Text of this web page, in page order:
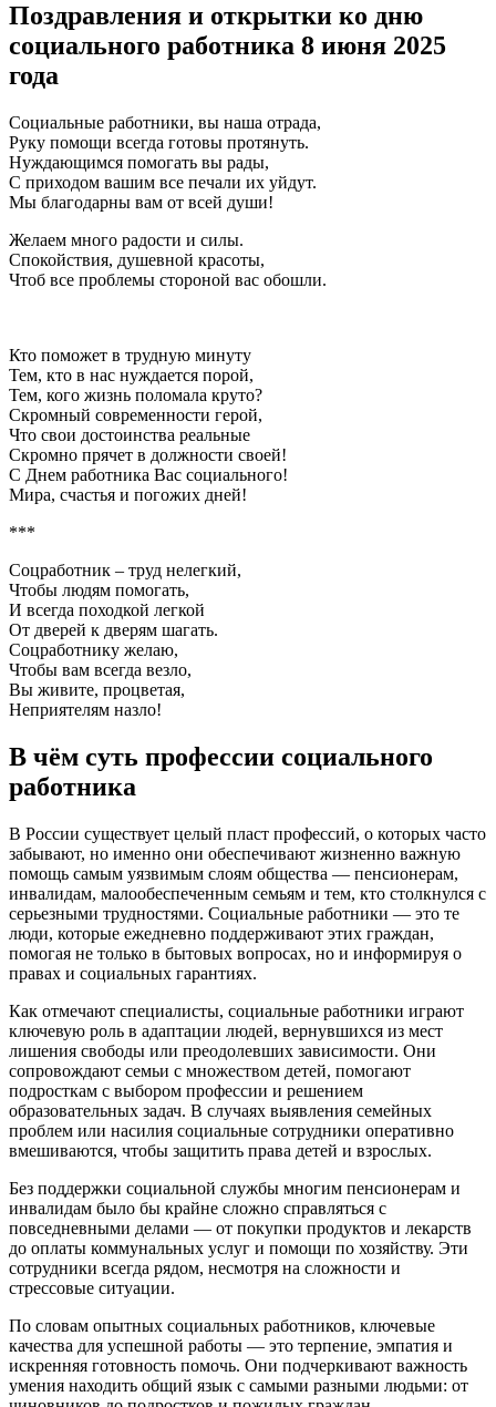
Поздравления и открытки ко дню
социального работника 8 июня 2025
года
Социальные работники, вы наша отрада,
Руку помощи всегда готовы протянуть.
Нуждающимся помогать вы рады,
С приходом вашим все печали их уйдут.
Мы благодарны вам от всей души!
Желаем много радости и силы.
Спокойствия, душевной красоты,
Чтоб все проблемы стороной вас обошли.
Кто поможет в трудную минуту
Тем, кто в нас нуждается порой,
Тем, кого жизнь поломала круто?
Скромный современности герой,
Что свои достоинства реальные
Скромно прячет в должности своей!
С Днем работника Вас социального!
Мира, счастья и погожих дней!
***
Соцработник – труд нелегкий,
Чтобы людям помогать,
И всегда походкой легкой
От дверей к дверям шагать.
Соцработнику желаю,
Чтобы вам всегда везло,
Вы живите, процветая,
Неприятелям назло!
В чём суть профессии социального
работника
В России существует целый пласт профессий, о которых часто
забывают, но именно они обеспечивают жизненно важную
помощь самым уязвимым слоям общества — пенсионерам,
инвалидам, малообеспеченным семьям и тем, кто столкнулся с
серьезными трудностями. Социальные работники — это те
люди, которые ежедневно поддерживают этих граждан,
помогая не только в бытовых вопросах, но и информируя о
правах и социальных гарантиях.
Как отмечают специалисты, социальные работники играют
ключевую роль в адаптации людей, вернувшихся из мест
лишения свободы или преодолевших зависимости. Они
сопровождают семьи с множеством детей, помогают
подросткам с выбором профессии и решением
образовательных задач. В случаях выявления семейных
проблем или насилия социальные сотрудники оперативно
вмешиваются, чтобы защитить права детей и взрослых.
Без поддержки социальной службы многим пенсионерам и
инвалидам было бы крайне сложно справляться с
повседневными делами — от покупки продуктов и лекарств
до оплаты коммунальных услуг и помощи по хозяйству. Эти
сотрудники всегда рядом, несмотря на сложности и
стрессовые ситуации.
По словам опытных социальных работников, ключевые
качества для успешной работы — это терпение, эмпатия и
искренняя готовность помочь. Они подчеркивают важность
умения находить общий язык с самыми разными людьми: от